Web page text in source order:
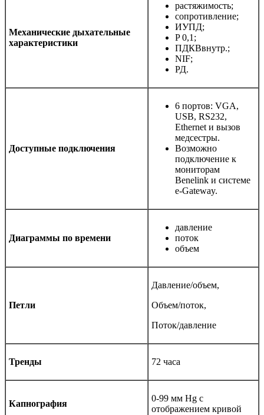
Механические дыхательные
характеристики
растяжимость;
сопротивление;
ИУПД;
P 0,1;
ПДКВвнутр.;
NIF;
РД.
Доступные подключения
6 портов: VGA,
USB, RS232,
Ethernet и вызов
медсестры.
Возможно
подключение к
мониторам
Benelink и системе
e-Gateway.
Диаграммы по времени
давление
поток
объем
Петли
Давление/объем,
Объем/поток,
Поток/давление
Тренды 72 часа
Капнография
0-99 мм Hg с
отображением кривой